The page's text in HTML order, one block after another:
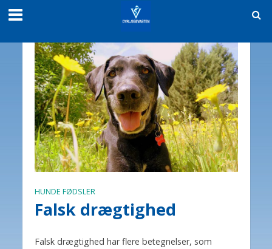
HUNDE FØDSLER
Falsk drægtighed
Falsk drægtighed har flere betegnelser, som